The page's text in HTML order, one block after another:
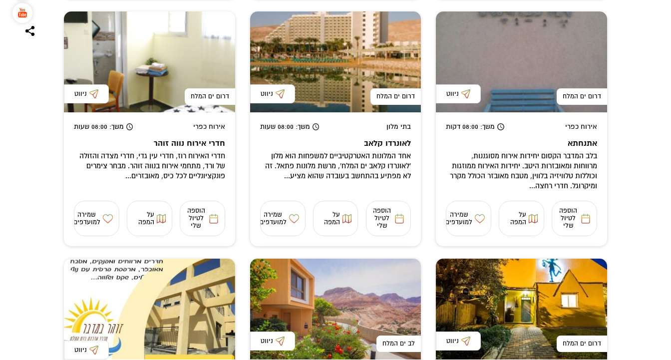
דרום ים המלח ניווט
אירוח כפרי משך: 08:00 דקות
אתנחתא
בלב המדבר הקסום יחידות אירוח מסוגננות,
מרווחות ומאובזרות היטב. יחידות האירוח ממוזגות
וכוללות טלוויזיה בלווין, מטבח מאובזר הכולל מקרר
ומיקרוגל. חדרי רחצה...
הוספה
לטיול
שלי
על
המפה
שמירה
למועדפים
דרום ים המלח ניווט
בתי מלון משך: 08:00 שעות
לאונרדו קלאב
אחד המלונות האטרקטיביים למשפחות הוא מלון
'לאונרדו קלאב ים המלח', מרשת מלונות פתאל. זה
לא מפתיע בהתחשב בעובדה שהוא מציע...
הוספה
לטיול
שלי
על
המפה
שמירה
למועדפים
דרום ים המלח ניווט
אירוח כפרי משך: 08:00 שעות
חדרי אירוח נווה זוהר
חדרי האירוח רוז, חדרי עין גדי, חדרי מצדה והזולה
של ורד, מתחמי אירוח בנווה זוהר. מבחר צימרים
פונקציונליים לכל כיס, מאובזרים...
הוספה
לטיול
שלי
על
המפה
שמירה
למועדפים
דרום ים המלח ניווט לב ים המלח ניווט
ניווט